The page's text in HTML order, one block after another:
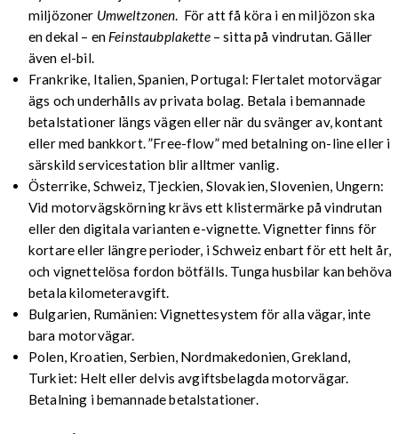
miljözoner Umweltzonen. För att få köra i en miljözon ska
en dekal – en Feinstaubplakette– sitta på vindrutan. Gäller
även el-bil.
Frankrike, Italien, Spanien, Portugal: Flertalet motorvägar
ägs och underhålls av privata bolag. Betala i bemannade
betalstationer längs vägen eller när du svänger av, kontant
eller med bankkort. ”Free-flow” med betalning on-line eller i
särskild servicestation blir alltmer vanlig.
Österrike, Schweiz, Tjeckien, Slovakien, Slovenien, Ungern:
Vid motorvägskörning krävs ett klistermärke på vindrutan
eller den digitala varianten e-vignette. Vignetter finns för
kortare eller längre perioder, i Schweiz enbart för ett helt år,
och vignettelösa fordon bötfälls. Tunga husbilar kan behöva
betala kilometeravgift.
Bulgarien, Rumänien: Vignettesystem för alla vägar, inte
bara motorvägar.
Polen, Kroatien, Serbien, Nordmakedonien, Grekland,
Turkiet: Helt eller delvis avgiftsbelagda motorvägar.
Betalning i bemannade betalstationer.